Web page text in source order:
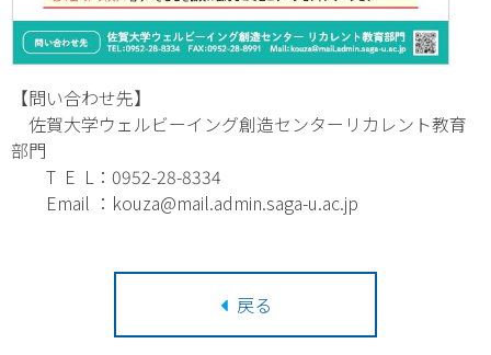
【問い合わせ先】
佐賀大学ウェルビーイング創造センターリカレント教育
部門
T E L：0952-28-8334
Email ： kouza@mail.admin.saga-u.ac.jp
戻る